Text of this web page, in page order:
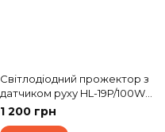
Світлодіодний прожектор з
датчиком руху HL-19P/100W
NW IP65
1 200 грн